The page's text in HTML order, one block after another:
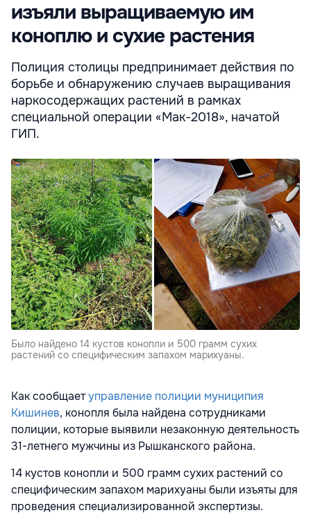
изъяли выращиваемую им
коноплю и сухие растения
Полиция столицы предпринимает действия по
борьбе и обнаружению случаев выращивания
наркосодержащих растений в рамках
специальной операции «Mак-2018», начатой
ГИП.
Было найдено 14 кустов конопли и 500 грамм сухих
растений со специфическим запахом марихуаны.
Как сообщаетуправление полиции муниципия
Кишинев, конопля была найдена сотрудниками
полиции, которые выявили незаконную деятельность
31-летнего мужчины из Рышканского района.
14 кустов конопли и 500 грамм сухих растений со
специфическим запахом марихуаны были изъяты для
проведения специализированной экспертизы.